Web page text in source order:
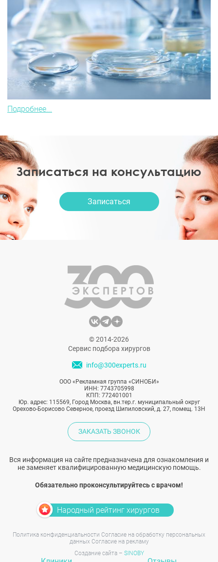
Подробнее...
Записаться на консультацию
Записаться
© 2014-2026
Сервис подбора хирургов
info@300experts.ru
ООО «Рекламная группа «СИНОБИ»
ИНН: 7743705998
КПП: 772401001
Юр. адрес: 115569, Город Москва, вн.тер.г. муниципальный округ
Орехово-Борисово Северное, проезд Шипиловский, д. 27, помещ. 13Н
ЗАКАЗАТЬ ЗВОНОК
Вся информация на сайте предназначена для ознакомления и
не заменяет квалифицированную медицинскую помощь.
Обязательно проконсультируйтесь с врачом!
Народный рейтинг хирургов
Политика конфиденциальности Согласие на обработку персональных
данных Согласие на рекламу
Создание сайта – SINOBY